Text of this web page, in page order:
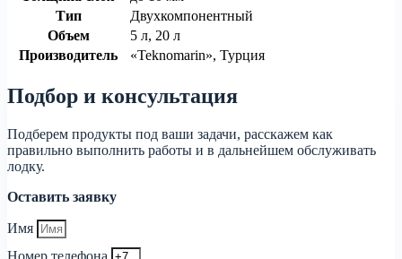
Тип
Двухкомпонентный
Объем
5 л, 20 л
Производитель
«Teknomarin», Турция
Подбор и консультация
Подберем продукты под ваши задачи, расскажем как
правильно выполнить работы и в дальнейшем обслуживать
лодку.
Оставить заявку
Имя
Номер телефона